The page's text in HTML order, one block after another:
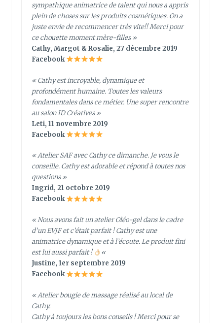
sympathique animatrice de talent qui nous a appris
plein de choses sur les produits cosmétiques. On a
juste envie de recommencer très vite!! Merci pour
ce chouette moment mère-filles »
Cathy, Margot & Rosalie, 27 décembre 2019
Facebook
« Cathy est incroyable, dynamique et
profondément humaine. Toutes les valeurs
fondamentales dans ce métier. Une super rencontre
au salon ID Créatives »
Leti, 11 novembre 2019
Facebook
« Atelier SAF avec Cathy ce dimanche. Je vous le
conseille. Cathy est adorable et répond à toutes nos
questions »
Ingrid, 21 octobre 2019
Facebook
« Nous avons fait un atelier Oléo-gel dans le cadre
d’un EVJF et c’était parfait ! Cathy est une
animatrice dynamique et à l’écoute. Le produit fini
est lui aussi parfait !
«
Justine, 1er septembre 2019
Facebook
« Atelier bougie de massage réalisé au local de
Cathy.
Cathy à toujours les bons conseils ! Merci pour se